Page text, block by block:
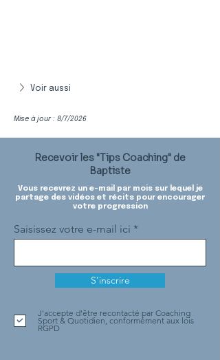
Voir aussi
Mise à jour : 8/7/2026
Recevoir les "Tips Coaching" de
Baptiste
Vous recevrez un e-mail par mois sur lequel je
partage des vidéos et récits pour encourager
votre progression
Saisissez votre e-mail ici
S'inscrire
J'accepte d'être recontacté par Coaching
Sport & Quotidien, conformément aux lois
RGPD